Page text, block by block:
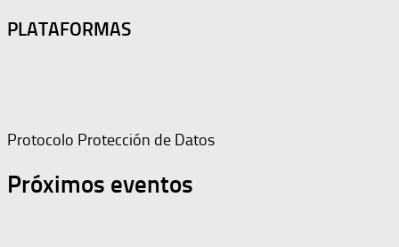
PLATAFORMAS
Protocolo Protección de Datos
Próximos eventos